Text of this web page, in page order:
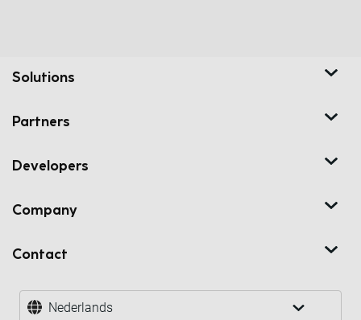
Solutions
Partners
Developers
Company
Contact
Nederlands